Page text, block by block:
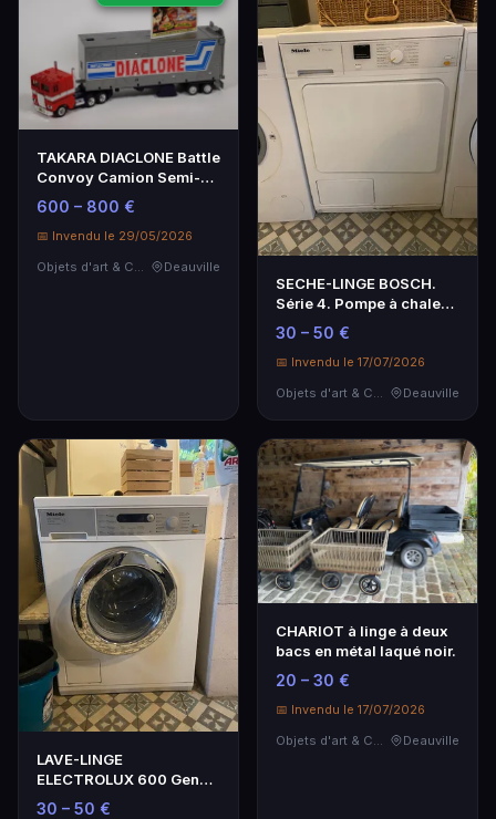
TAKARA DIACLONE Battle
Convoy Camion Semi-
remorque Collection
600 – 800 €
📅 Invendu le 29/05/2026
Objets d'art & Curiosités
Deauville
SECHE-LINGE BOSCH.
Série 4. Pompe à chaleur.
8kg.
30 – 50 €
📅 Invendu le 17/07/2026
Objets d'art & Curiosités
Deauville
LAVE-LINGE
ELECTROLUX 600 Gen
Hecar.
30 – 50 €
CHARIOT à linge à deux
bacs en métal laqué noir.
20 – 30 €
📅 Invendu le 17/07/2026
Objets d'art & Curiosités
Deauville